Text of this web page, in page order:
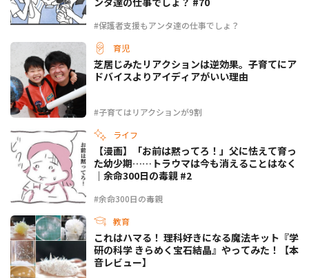
#保護者支援もアンタ達の仕事でしょ？
育児
#子育てはリアクションが9割
芝居じみたリアクションは逆効果。子育てにア
ドバイスよりアイディアがいい理由
ライフ
#余命300日の毒親
【漫画】「お前は黙ってろ！」父に怯えて育っ
た幼少期……トラウマは今も消えることはなく
｜余命300日の毒親 #2
教育
これはハマる！ 理科好きになる魔法キット『学
研の科学 きらめく宝石結晶』やってみた！【本
音レビュー】